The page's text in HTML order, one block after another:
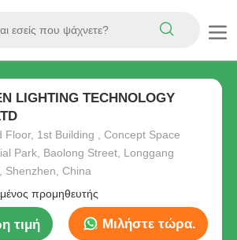
LIGHTING TECHNOLOGY
Floor, 1st Building , Concept Space
Park, Baolong Street, Longgang
Shenzhen, China
προμηθευτής
τιμή Μιλήστε τώρα.